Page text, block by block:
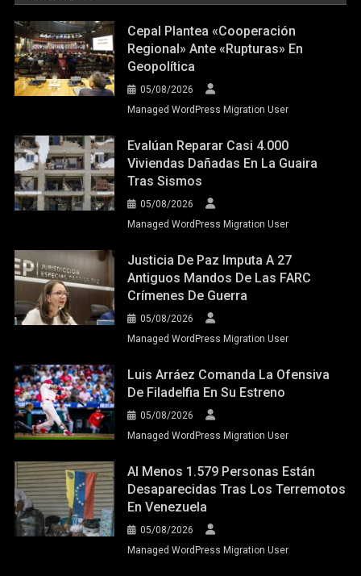
Cepal Plantea «cooperación
Regional» Ante «rupturas» En
Geopolítica
05/08/2026
Managed WordPress Migration User
Evalúan Reparar Casi 4.000
Viviendas Dañadas En La Guaira
Tras Sismos
05/08/2026
Managed WordPress Migration User
Justicia De Paz Imputa A 27
Antiguos Mandos De Las FARC
Crímenes De Guerra
05/08/2026
Managed WordPress Migration User
Luis Arráez Comanda La Ofensiva
De Filadelfia En Su Estreno
05/08/2026
Managed WordPress Migration User
Al Menos 1.579 Personas Están
Desaparecidas Tras Los Terremotos
En Venezuela
05/08/2026
Managed WordPress Migration User